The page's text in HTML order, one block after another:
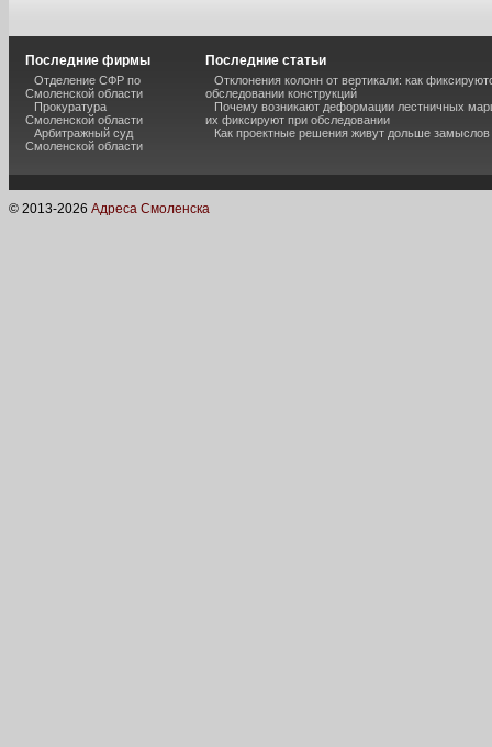
Последние фирмы
Отделение СФР по
Смоленской области
Прокуратура
Смоленской области
Арбитражный суд
Смоленской области
Последние статьи
Отклонения колонн от вертикали: как
обследовании конструкций
Почему возникают деформации лестничных
их фиксируют при обследовании
Как проектные решения живут дольше замыслов
© 2013-2026 Адреса Смоленска